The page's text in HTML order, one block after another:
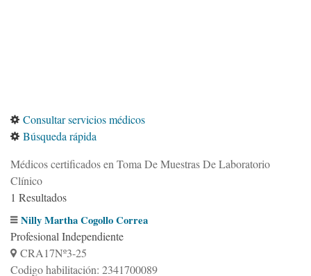
Consultar servicios médicos
Búsqueda rápida
Médicos certificados en Toma De Muestras De Laboratorio
Clínico
1 Resultados
Nilly Martha Cogollo Correa
Profesional Independiente
CRA17Nº3-25
Codigo habilitación: 2341700089